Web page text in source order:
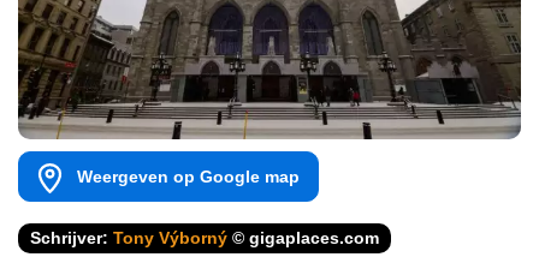
Weergeven op Google map
Schrijver: Tony Výborný © gigaplaces.com